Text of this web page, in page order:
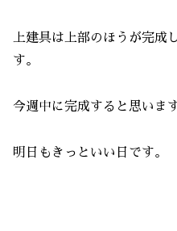
上建具は上部のほうが完成
す。
今週中に完成すると思います
明日もきっといい日です。